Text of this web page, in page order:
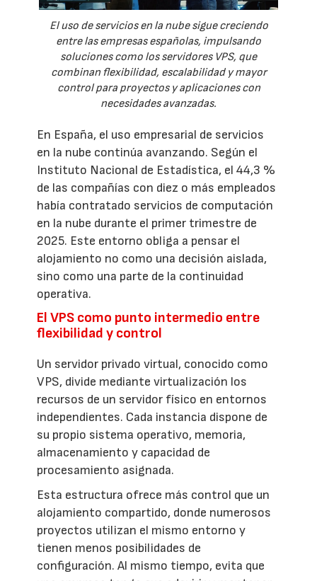
El uso de servicios en la nube sigue creciendo
entre las empresas españolas, impulsando
soluciones como los servidores VPS, que
combinan flexibilidad, escalabilidad y mayor
control para proyectos y aplicaciones con
necesidades avanzadas.
En España, el uso empresarial de servicios
en la nube continúa avanzando. Según el
Instituto Nacional de Estadística, el 44,3 %
de las compañías con diez o más empleados
había contratado servicios de computación
en la nube durante el primer trimestre de
2025. Este entorno obliga a pensar el
alojamiento no como una decisión aislada,
sino como una parte de la continuidad
operativa.
El VPS como punto intermedio entre
flexibilidad y control
Un servidor privado virtual, conocido como
VPS, divide mediante virtualización los
recursos de un servidor físico en entornos
independientes. Cada instancia dispone de
su propio sistema operativo, memoria,
almacenamiento y capacidad de
procesamiento asignada.
Esta estructura ofrece más control que un
alojamiento compartido, donde numerosos
proyectos utilizan el mismo entorno y
tienen menos posibilidades de
configuración. Al mismo tiempo, evita que